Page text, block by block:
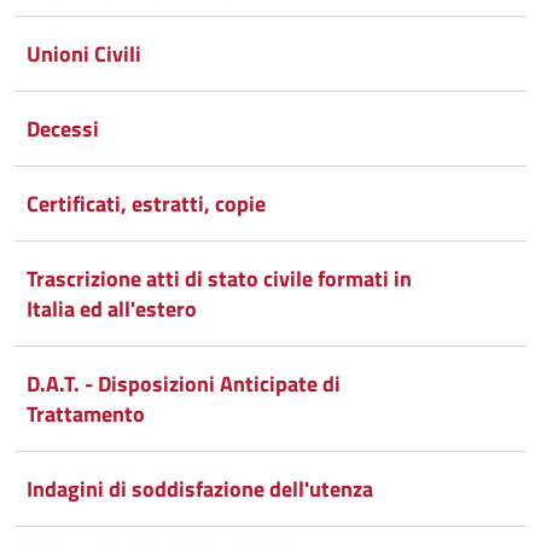
Unioni Civili
Decessi
Certificati, estratti, copie
Trascrizione atti di stato civile formati in
Italia ed all'estero
D.A.T. - Disposizioni Anticipate di
Trattamento
Indagini di soddisfazione dell'utenza